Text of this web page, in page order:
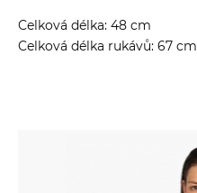
Celková délka: 48 cm
Celková délka rukávů: 67 cm